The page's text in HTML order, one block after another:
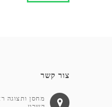
צור קשר